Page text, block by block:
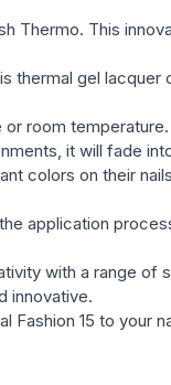
Thermo. This
thermal gel
room temperature.
it will fade
colors on their
application
with a range of
innovative.
Fashion 15 to your